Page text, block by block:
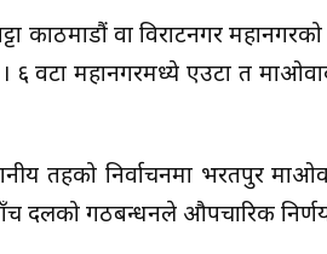
काठमाडौं वा विराटनगर
६ वटा महानगरमध्ये एउटा त
तहको निर्वाचनमा भरतपुर
दलको गठबन्धनले औपचारिक